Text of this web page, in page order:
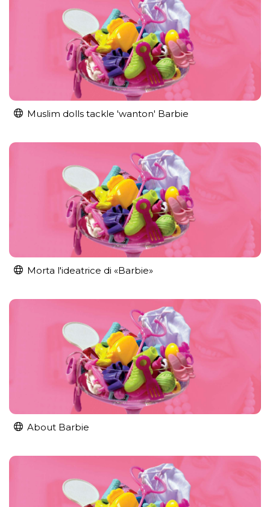
Muslim dolls tackle 'wanton' Barbie
Morta l'ideatrice di «Barbie»
About Barbie